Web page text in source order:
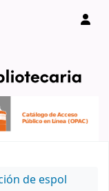
de espol